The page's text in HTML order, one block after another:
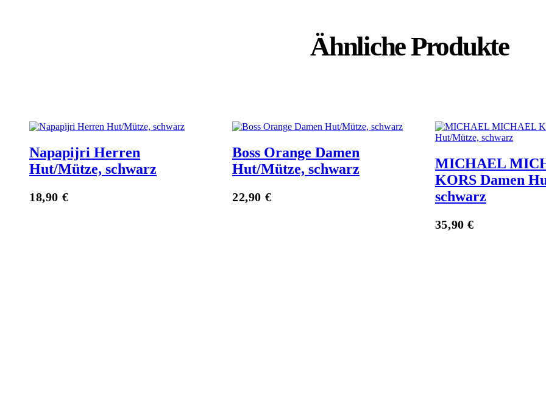
Ähnliche Produkte
Napapijri Herren
Hut/Mütze, schwarz
18,90 €
Boss Orange Damen
Hut/Mütze, schwarz
22,90 €
MICHAEL
KORS Damen
schwarz
35,90€